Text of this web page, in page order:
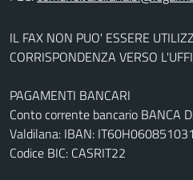
IL FAX NON PUO' ESSERE
CORRISPONDENZA VERSO
PAGAMENTI BANCARI
Conto corrente bancario BANCA
Valdilana: IBAN:
Codice BIC: CASRIT22